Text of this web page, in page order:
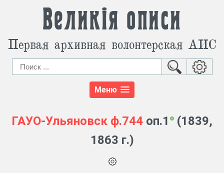
Великія описи
Первая архивная волонтерская АИС
Меню
ГАУО-Ульяновск ф.744 оп.1
(1839,
1863 г.)